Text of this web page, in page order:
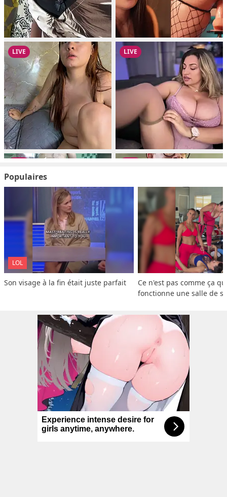
Populaires
LOL
Son visage à la fin était juste parfait
Ce n'est pas comme ça
fonctionne une salle de